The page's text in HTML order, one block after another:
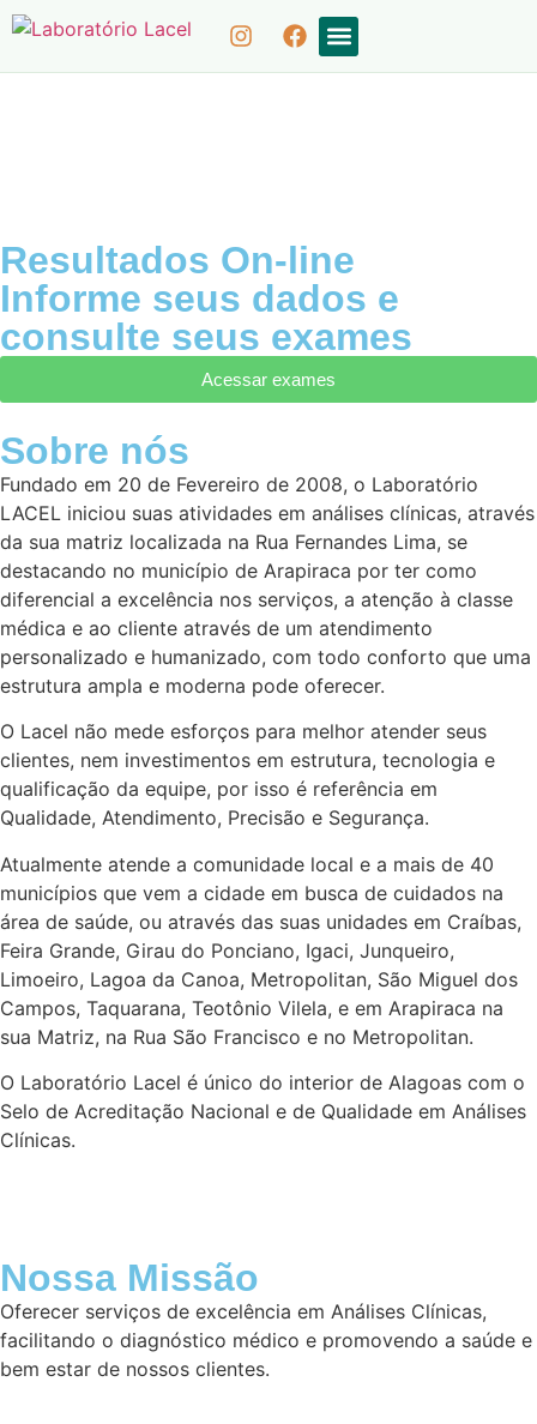
Resultados On-line
Informe seus dados e
consulte seus exames
Acessar exames
Sobre nós
Fundado em 20 de Fevereiro de 2008, o Laboratório
LACEL iniciou suas atividades em análises clínicas, através
da sua matriz localizada na Rua Fernandes Lima, se
destacando no município de Arapiraca por ter como
diferencial a excelência nos serviços, a atenção à classe
médica e ao cliente através de um atendimento
personalizado e humanizado, com todo conforto que uma
estrutura ampla e moderna pode oferecer.
O Lacel não mede esforços para melhor atender seus
clientes, nem investimentos em estrutura, tecnologia e
qualificação da equipe, por isso é referência em
Qualidade, Atendimento, Precisão e Segurança.
Atualmente atende a comunidade local e a mais de 40
municípios que vem a cidade em busca de cuidados na
área de saúde, ou através das suas unidades em Craíbas,
Feira Grande, Girau do Ponciano, Igaci, Junqueiro,
Limoeiro, Lagoa da Canoa, Metropolitan, São Miguel dos
Campos, Taquarana, Teotônio Vilela, e em Arapiraca na
sua Matriz, na Rua São Francisco e no Metropolitan.
O Laboratório Lacel é único do interior de Alagoas com o
Selo de Acreditação Nacional e de Qualidade em Análises
Clínicas.
Nossa Missão
Oferecer serviços de excelência em Análises Clínicas,
facilitando o diagnóstico médico e promovendo a saúde e
bem estar de nossos clientes.